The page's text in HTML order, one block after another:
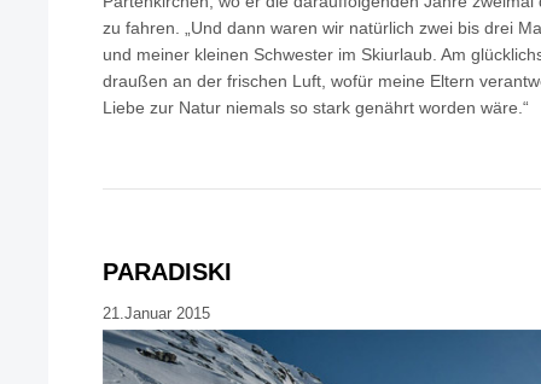
zu fahren. „Und dann waren wir natürlich zwei bis drei
und meiner kleinen Schwester im Skiurlaub. Am
draußen an der frischen Luft, wofür meine Eltern
Liebe zur Natur niemals so stark genährt worden wäre.“
PARADISKI
21.Januar 2015